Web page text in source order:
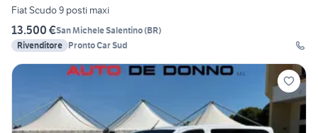
Fiat Scudo 9 posti maxi
13.500 €San Michele Salentino(BR)
Rivenditore Pronto Car Sud